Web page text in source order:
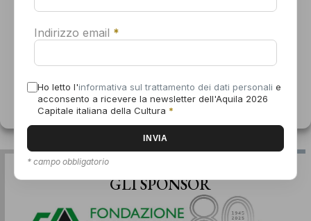
Accetta
Informativa sui cookieDichiarazione sulla Privacy
0862 191 0391
Visualizza il sito del Luogo
Italiani da Oscar:
proiezione di “E.T.
l’extraterrestre”
Recovery Sound Art:
Emilia di Pasquale e
Manuela Formichella
GLI SPONSOR
Indirizzo email *
Ho letto l'informativa sul trattamento dei dati personali e
acconsento a ricevere la newsletter dell'Aquila 2026
Capitale italiana della Cultura *
* campo obbligatorio